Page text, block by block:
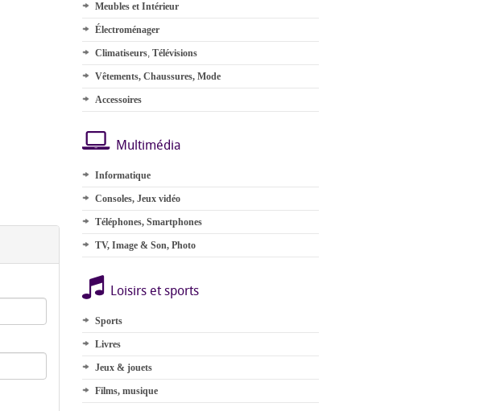
Meubles et Intérieur
Électroménager
Climatiseurs, Télévisions
Vêtements, Chaussures, Mode
Accessoires
Multimédia
Informatique
Consoles, Jeux vidéo
Téléphones, Smartphones
TV, Image & Son, Photo
Loisirs et sports
Sports
Livres
Jeux & jouets
Films, musique